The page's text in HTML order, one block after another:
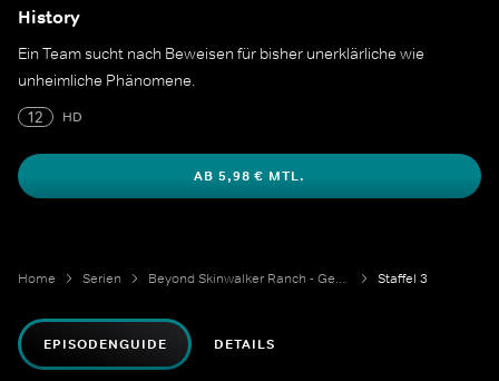
History
Ein Team sucht nach Beweisen für bisher unerklärliche wie
unheimliche Phänomene.
12
HD
AB 5,98 € MTL.
Home Serien Beyond Skinwalker Ranch - Geheimnissen auf der Spur Staffel 3
EPISODENGUIDE DETAILS